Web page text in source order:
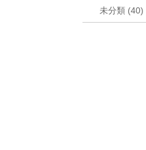
未分類 (40)